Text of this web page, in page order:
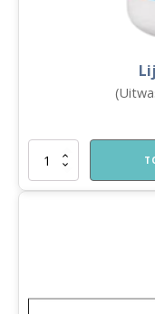
Lijm
kwastje